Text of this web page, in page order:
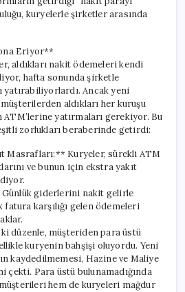
kuryelerle şirketler arasında
Eriyor**
aldıkları nakit ödemeleri kendi
hafta sonunda şirketle
yatırabiliyorlardı. Ancak yeni
aldıkları her kuruşu
yatırmaları gerekiyor. Bu
zorlukları beraberinde getirdi:
Masrafları:** Kuryeler, sürekli ATM
ve bunun için ekstra yakıt
Günlük giderlerini nakit gelirle
fatura karşılığı gelen ödemeleri
düzenle, müşteriden para üstü
kuryenin bahşişi oluyordu. Yeni
kaydedilmemesi, Hazine ve Maliye
çekti. Para üstü bulunamadığında
hem de kuryeleri mağdur